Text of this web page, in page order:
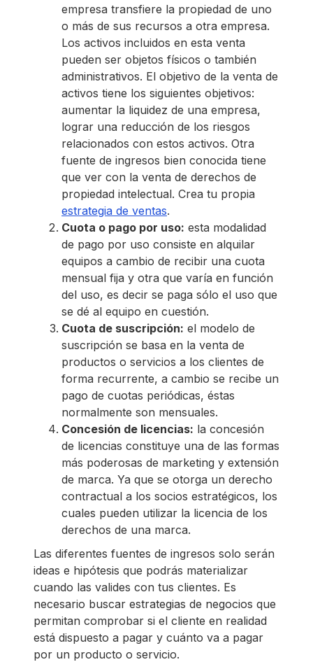
empresa transfiere la propiedad de uno
o más de sus recursos a otra empresa.
Los activos incluidos en esta venta
pueden ser objetos físicos o también
administrativos. El objetivo de la venta de
activos tiene los siguientes objetivos:
aumentar la liquidez de una empresa,
lograr una reducción de los riesgos
relacionados con estos activos. Otra
fuente de ingresos bien conocida tiene
que ver con la venta de derechos de
propiedad intelectual. Crea tu propia
estrategia de ventas.
Cuota o pago por uso: esta modalidad
de pago por uso consiste en alquilar
equipos a cambio de recibir una cuota
mensual fija y otra que varía en función
del uso, es decir se paga sólo el uso que
se dé al equipo en cuestión.
Cuota de suscripción: el modelo de
suscripción se basa en la venta de
productos o servicios a los clientes de
forma recurrente, a cambio se recibe un
pago de cuotas periódicas, éstas
normalmente son mensuales.
Concesión de licencias: la concesión
de licencias constituye una de las formas
más poderosas de marketing y extensión
de marca. Ya que se otorga un derecho
contractual a los socios estratégicos, los
cuales pueden utilizar la licencia de los
derechos de una marca.
Las diferentes fuentes de ingresos solo serán
ideas e hipótesis que podrás materializar
cuando las valides con tus clientes. Es
necesario buscar estrategias de negocios que
permitan comprobar si el cliente en realidad
está dispuesto a pagar y cuánto va a pagar
por un producto o servicio.